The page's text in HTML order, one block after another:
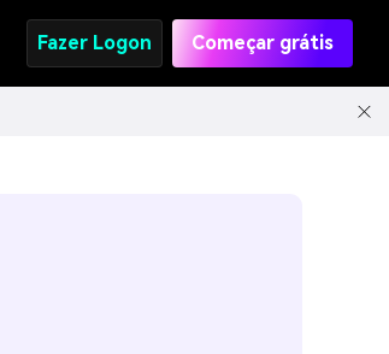
Fazer Logon Começar grátis